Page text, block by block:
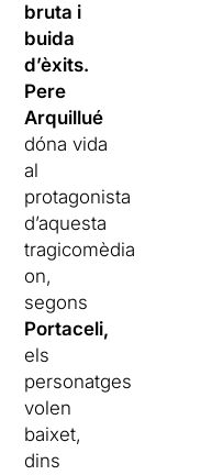
bruta i
buida
d’èxits.
Pere
Arquillué
dóna vida
al
protagonista
d’aquesta
tragicomèdia
on,
segons
Portaceli,
els
personatges
volen
baixet,
dins